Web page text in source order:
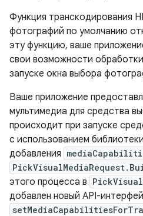
Функция транскодирования
фотографий по умолчанию
эту функцию, ваше
свои возможности
запуске окна выбора
Ваше приложение
мультимедиа для средства
происходит при запуске
с использованием
добавления
этого процесса в
добавлен новый API-